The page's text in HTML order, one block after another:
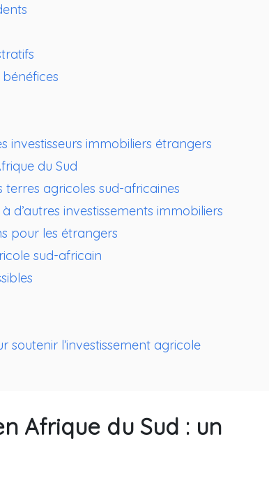
investisseurs immobiliers étrangers
du Sud
terres agricoles sud-africaines
investissements immobiliers
pour les étrangers
sud-africain
soutenir l’investissement agricole
Afrique du Sud : un